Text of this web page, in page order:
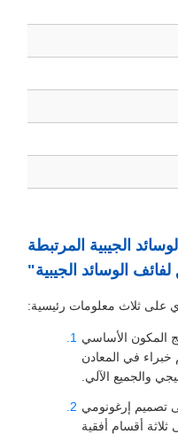
الجيبية المرتبطة
على ثلاث معلومات رئيسية:
المكون الأساسي
خبراء في المعادن
والجميع الآلي.
تصميم إرغونومي
أقسام أفقية